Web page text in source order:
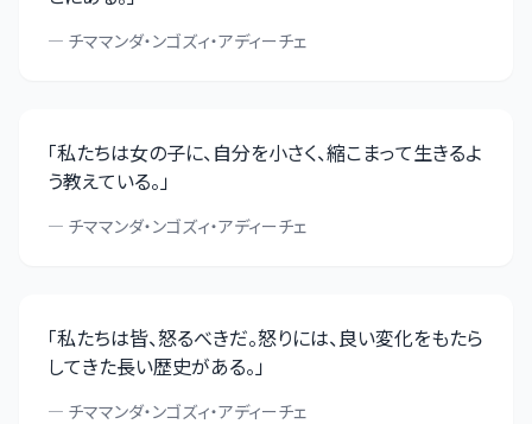
— チママンダ・ンゴズィ・アディーチェ
「私たちは女の子に、自分を小さく、縮こまって生きるよ
う教えている。」
— チママンダ・ンゴズィ・アディーチェ
「私たちは皆、怒るべきだ。怒りには、良い変化をもたら
してきた長い歴史がある。」
— チママンダ・ンゴズィ・アディーチェ